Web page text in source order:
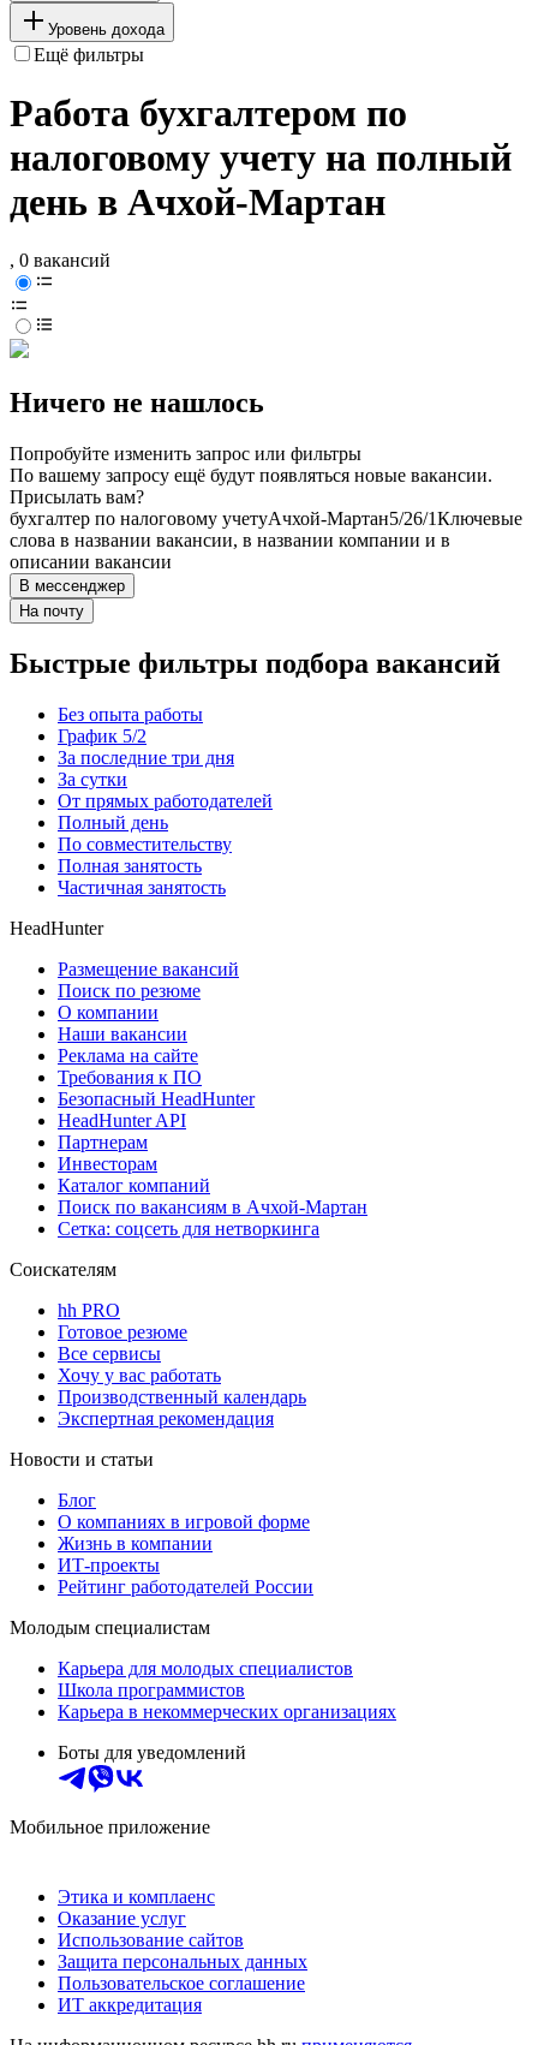
Уровень дохода
Ещё фильтры
Работа бухгалтером по
налоговому учету на полный
день в Ачхой-Мартан
, 0 вакансий
Ничего не нашлось
Попробуйте изменить запрос или фильтры
По вашему запросу ещё будут появляться новые вакансии.
Присылать вам?
бухгалтер по налоговому учетуАчхой-Мартан5/26/1Ключевые
слова в названии вакансии, в названии компании и в
описании вакансии
В мессенджер
На почту
Быстрые фильтры подбора вакансий
Без опыта работы
График 5/2
За последние три дня
За сутки
От прямых работодателей
Полный день
По совместительству
Полная занятость
Частичная занятость
HeadHunter
Размещение вакансий
Поиск по резюме
О компании
Наши вакансии
Реклама на сайте
Требования к ПО
Безопасный HeadHunter
HeadHunter API
Партнерам
Инвесторам
Каталог компаний
Поиск по вакансиям в Ачхой-Мартан
Сетка: соцсеть для нетворкинга
Соискателям
hh PRO
Готовое резюме
Все сервисы
Хочу у вас работать
Производственный календарь
Экспертная рекомендация
Новости и статьи
Блог
О компаниях в игровой форме
Жизнь в компании
ИТ-проекты
Рейтинг работодателей России
Молодым специалистам
Карьера для молодых специалистов
Школа программистов
Карьера в некоммерческих организациях
Боты для уведомлений
Мобильное приложение
Этика и комплаенс
Оказание услуг
Использование сайтов
Защита персональных данных
Пользовательское соглашение
ИТ аккредитация